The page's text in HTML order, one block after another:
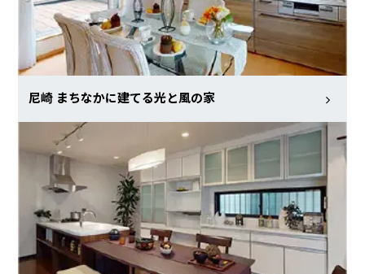
尼崎 まちなかに建てる光と風の家